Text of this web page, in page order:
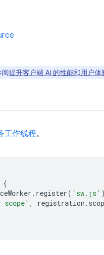
阅提升客户端 AI 的性能和用户体
工作线程。
{
. register( 'sw.js'
, registration .